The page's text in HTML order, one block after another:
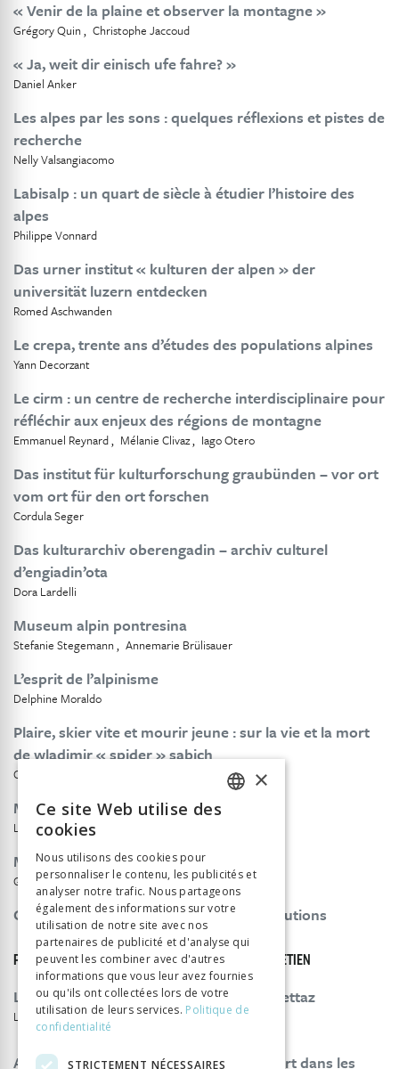
« Venir de la plaine et observer la montagne »
Grégory Quin Christophe Jaccoud
« Ja, weit dir einisch ufe fahre? »
Daniel Anker
Les alpes par les sons : quelques réflexions et pistes de
recherche
Nelly Valsangiacomo
Labisalp : un quart de siècle à étudier l’histoire des
alpes
Philippe Vonnard
Das urner institut « kulturen der alpen » der
universität luzern entdecken
Romed Aschwanden
Le crepa, trente ans d’études des populations alpines
Yann Decorzant
Le cirm : un centre de recherche interdisciplinaire pour
réfléchir aux enjeux des régions de montagne
Emmanuel Reynard Mélanie Clivaz Iago Otero
Das institut für kulturforschung graubünden – vor ort
vom ort für den ort forschen
Cordula Seger
Das kulturarchiv oberengadin – archiv culturel
d’engiadin’ota
Dora Lardelli
Museum alpin pontresina
Stefanie Stegemann Annemarie Brülisauer
L’esprit de l’alpinisme
Delphine Moraldo
Plaire, skier vite et mourir jeune : sur la vie et la mort
de wladimir « spider » sabich
Christophe Jaccoud
Montagnes, modernité et gloire
Laurent Tissot
Montagnes, religion et modernité
Grégory Quin
Consignes pour la rédaction des contributions
PARTIE 2 - REPÈRES ET ÉCLAIRAGES. GRAND ENTRETIEN
Les nouvelles montagnes de bernard crettaz
Laurent Tissot
Annemarie schwarzenbach et ella maillart dans les
ITALIAN
×
Ce site Web utilise des
cookies
Nous utilisons des cookies pour
personnaliser le contenu, les publicités et
analyser notre trafic. Nous partageons
également des informations sur votre
utilisation de notre site avec nos
partenaires de publicité et d'analyse qui
peuvent les combiner avec d'autres
informations que vous leur avez fournies
ou qu'ils ont collectées lors de votre
utilisation de leurs services. Politique de
confidentialité
STRICTEMENT NÉCESSAIRES